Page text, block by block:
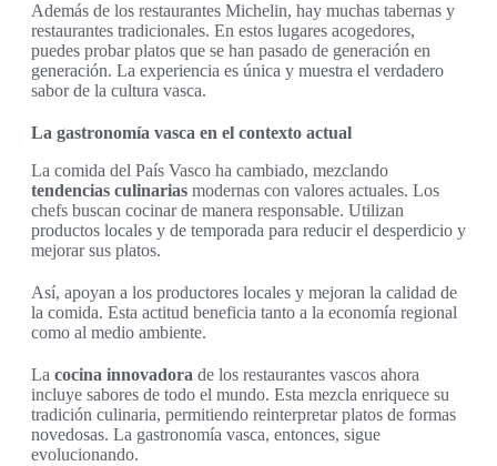
Además de los restaurantes Michelin, hay muchas tabernas y
restaurantes tradicionales. En estos lugares acogedores,
puedes probar platos que se han pasado de generación en
generación. La experiencia es única y muestra el verdadero
sabor de la cultura vasca.
La gastronomía vasca en el contexto actual
La comida del País Vasco ha cambiado, mezclando
tendencias culinarias modernas con valores actuales. Los
chefs buscan cocinar de manera responsable. Utilizan
productos locales y de temporada para reducir el desperdicio y
mejorar sus platos.
Así, apoyan a los productores locales y mejoran la calidad de
la comida. Esta actitud beneficia tanto a la economía regional
como al medio ambiente.
La cocina innovadora de los restaurantes vascos ahora
incluye sabores de todo el mundo. Esta mezcla enriquece su
tradición culinaria, permitiendo reinterpretar platos de formas
novedosas. La gastronomía vasca, entonces, sigue
evolucionando.